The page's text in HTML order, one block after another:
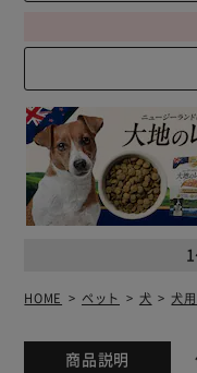
HOME ペット 犬 犬
商品説明